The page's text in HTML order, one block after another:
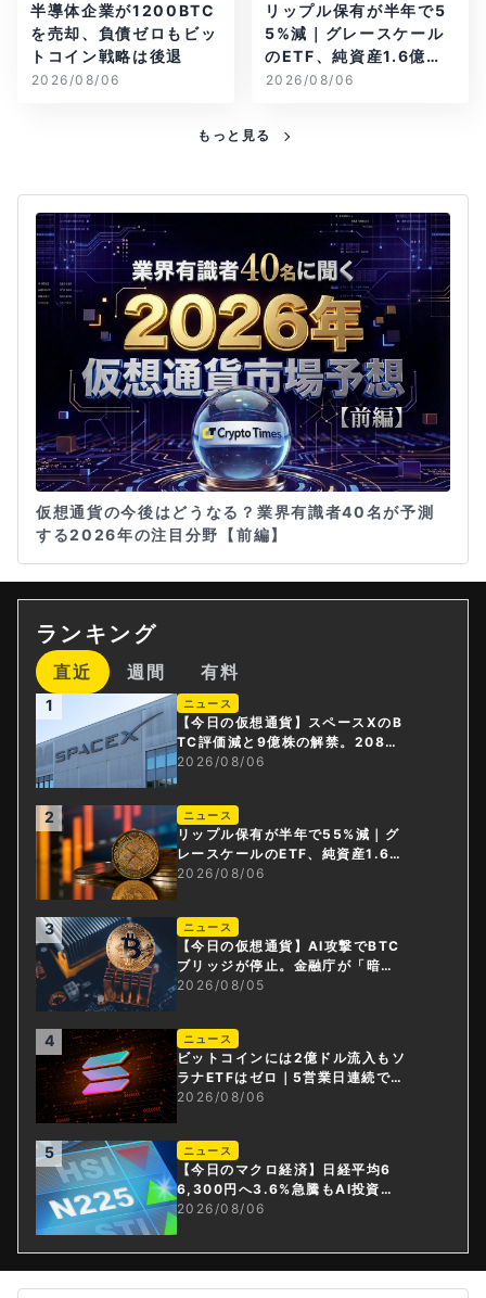
半導体企業が1200BTC
を売却、負債ゼロもビッ
トコイン戦略は後退
2026/08/06
リップル保有が半年で5
5%減｜グレースケール
のETF、純資産1.6億ド
ル減
2026/08/06
もっと見る
仮想通貨の今後はどうなる？業界有識者40名が予測
する2026年の注目分野【前編】
ランキング
直近 週間 有料
1 ニュース
【今日の仮想通貨】スペースXのB
TC評価減と9億株の解禁。208億
円相当のBTCが盗難
2026/08/06
2 ニュース
リップル保有が半年で55%減｜グ
レースケールのETF、純資産1.6億
ドル減
2026/08/06
3 ニュース
【今日の仮想通貨】AI攻撃でBTC
ブリッジが停止。金融庁が「暗号
資産・ステーブルコイン課」新設
2026/08/05
4 ニュース
ビットコインには2億ドル流入もソ
ラナETFはゼロ｜5営業日連続で停
止
2026/08/06
5 ニュース
【今日のマクロ経済】日経平均6
6,300円へ3.6%急騰もAI投資回
収懸念が再燃
2026/08/06